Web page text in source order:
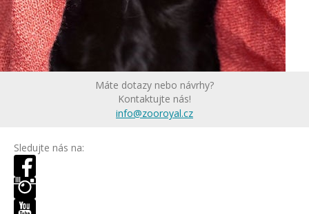
Máte dotazy nebo návrhy?
Kontaktujte nás!
info@zooroyal.cz
Sledujte nás na: